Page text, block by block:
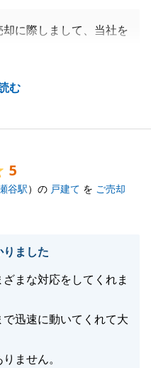
む
に際しまして、当社を
が多々ありましたが、
わらずスムーズに対応
した。
5
谷駅）の 戸建て を ご売却
りました
まな対応をしてくれま
迅速に動いてくれて大
ません。